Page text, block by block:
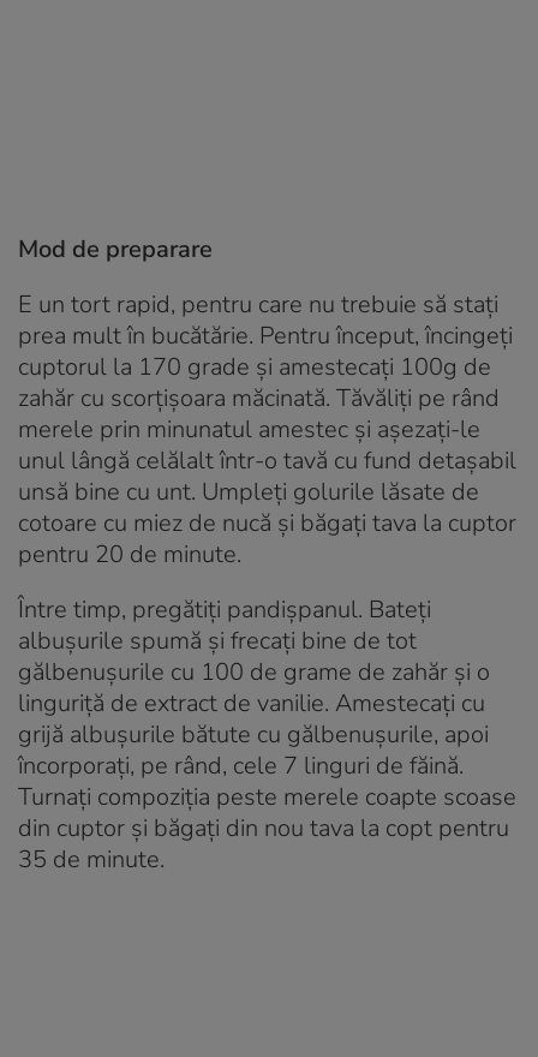
Mod de preparare
E un tort rapid, pentru care nu trebuie să staţi
prea mult în bucătărie. Pentru început, încingeţi
cuptorul la 170 grade şi amestecaţi 100g de
zahăr cu scorţişoara măcinată. Tăvăliţi pe rând
merele prin minunatul amestec şi aşezaţi-le
unul lângă celălalt într-o tavă cu fund detaşabil
unsă bine cu unt. Umpleţi golurile lăsate de
cotoare cu miez de nucă şi băgaţi tava la cuptor
pentru 20 de minute.
Între timp, pregătiţi pandişpanul. Bateţi
albuşurile spumă şi frecaţi bine de tot
gălbenuşurile cu 100 de grame de zahăr şi o
linguriţă de extract de vanilie. Amestecaţi cu
grijă albuşurile bătute cu gălbenuşurile, apoi
încorporaţi, pe rând, cele 7 linguri de făină.
Turnaţi compoziţia peste merele coapte scoase
din cuptor şi băgaţi din nou tava la copt pentru
35 de minute.